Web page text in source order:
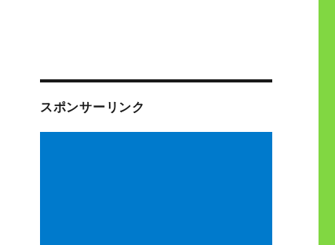
スポンサーリンク